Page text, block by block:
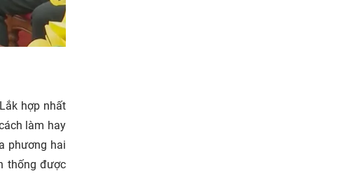
hợp nhất
làm hay
phương hai
thống được